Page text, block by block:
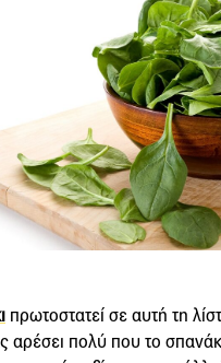
πρωτοστατεί σε αυτή τη
πολύ που το